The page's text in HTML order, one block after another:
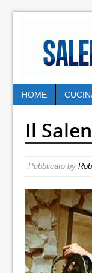
HOME
Il
Pubblicato by